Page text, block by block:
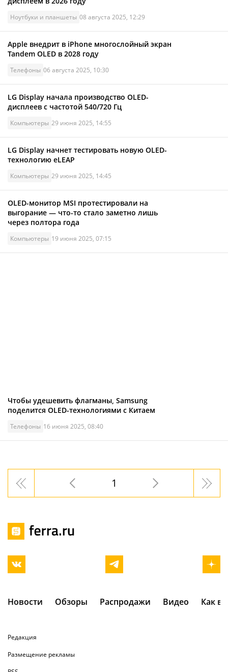
Ноутбуки и планшеты 08 августа 2025, 12:29
Apple внедрит в iPhone многослойный экран
Tandem OLED в 2028 году
Телефоны 06 августа 2025, 10:30
LG Display начала производство OLED-
дисплеев с частотой 540/720 Гц
Компьютеры 29 июня 2025, 14:55
LG Display начнет тестировать новую OLED-
технологию eLEAP
Компьютеры 29 июня 2025, 14:45
OLED-монитор MSI протестировали на
выгорание — что-то стало заметно лишь
через полтора года
Компьютеры 19 июня 2025, 07:15
Чтобы удешевить флагманы, Samsung
поделится OLED-технологиями с Китаем
Телефоны 16 июня 2025, 08:40
1
Новости Обзоры Распродажи Видео Как
Редакция
Размещение рекламы